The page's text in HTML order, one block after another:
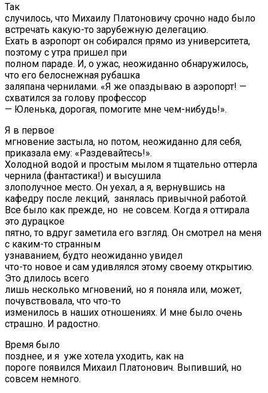
Так
случилось, что Михаилу Платоновичу срочно надо было
встречать какую-то зарубежную делегацию.
Ехать в аэропорт он собирался прямо из университета,
поэтому с утра пришел при
полном параде. И, о ужас, неожиданно обнаружилось,
что его белоснежная рубашка
заляпана чернилами. «Я же опаздываю в аэропорт! —
схватился за голову профессор
— Юленька, дорогая, помогите мне чем-нибудь!».
Я в первое
мгновение застыла, но потом, неожиданно для себя,
приказала ему: «Раздевайтесь!».
Холодной водой и простым мылом я тщательно оттерла
чернила (фантастика!) и высушила
злополучное место. Он уехал, а я, вернувшись на
кафедру после лекций, занялась привычной работой.
Все было как прежде, но не совсем. Когда я оттирала
это дурацкое
пятно, то вдруг заметила его взгляд. Он смотрел на меня
с каким-то странным
узнаванием, будто неожиданно увидел
что-то новое и сам удивлялся этому своему открытию.
Это длилось всего
лишь несколько мгновений, но я поняла или, может,
почувствовала, что что-то
изменилось в наших отношениях. И мне было очень
страшно. И радостно.
Время было
позднее, и я уже хотела уходить, как на
пороге появился Михаил Платонович. Выпивший, но
совсем немного.